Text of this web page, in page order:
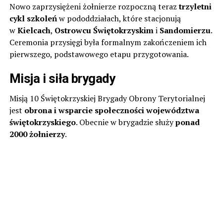
Nowo zaprzysiężeni żołnierze rozpoczną teraztrzyletni
cykl szkoleńw pododdziałach, które stacjonują
wKielcach, Ostrowcu Świętokrzyskimi Sandomierzu.
Ceremonia przysięgi była formalnym zakończeniem ich
pierwszego, podstawowego etapu przygotowania.
Misja i siła brygady
Misją 10 Świętokrzyskiej Brygady Obrony Terytorialnej
jest obrona i wsparcie społeczności województwa
świętokrzyskiego. Obecnie w brygadzie służyponad
2000 żołnierzy.